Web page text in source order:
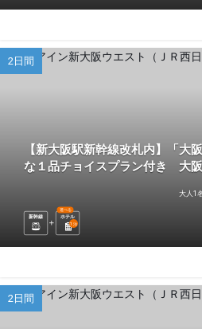
2日間
【新大阪駅新幹線改札内】「大
な１品チョイスプラン付き 大
新幹線 ホテル
選べる
1 泊
大人1
2日間